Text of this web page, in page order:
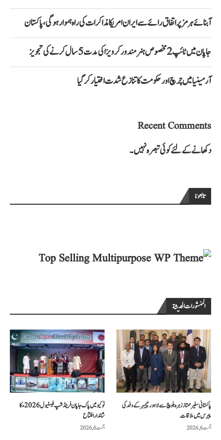
آبنائے ہرمز پر اتفاق رائے سے ایران امریکا مذاکرات کی راہ ہموار ہوگی، پاکستان
جاپان میں ٹائپ 2 مخصوص ہنر مند ورکر ویزا کی مدت 5 سال کرنے کی تجویز
آرمینیا میں چرچ اور حکومت کا تنازع شدت اختیار کر گیا
Recent Comments
دکھانے کے لئے کوئی تبصرہ نہیں۔
تابعونا
المنشورات الحديثة
ٹوکیو میں پاک جاپان فرینڈشپ فیسٹیول 2026ء کا
شاندار افتتاح
اگست 6, 2026
پاکستانی سفیر ممتاز زہرہ بلوچ سے لاہور چیمبر کے وفد کی
پیرس میں ملاقات
اگست 6, 2026